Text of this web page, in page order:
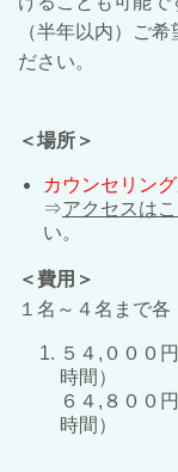
（半年以内）ご
ださい。
＜場所＞
カウンセリン
⇒アクセスは
い。
＜費用＞
１名～４名まで各
５４,０００
時間）
６４,８００円
時間）